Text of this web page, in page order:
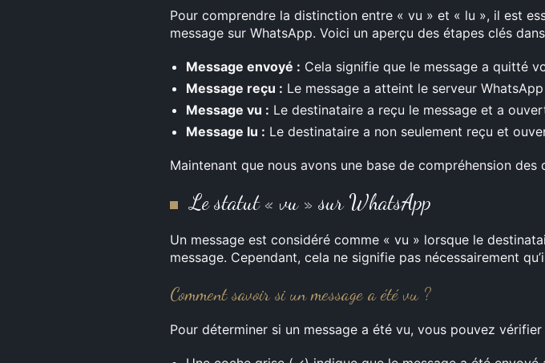
Pour comprendre la distinction entre « vu » et « lu », il est
message sur WhatsApp. Voici un aperçu des étapes clés
Message envoyé : Cela signifie que le message a quitté
Message reçu : Le message a atteint le serveur
Message vu : Le destinataire a reçu le message et a
Message lu : Le destinataire a non seulement reçu et
Maintenant que nous avons une base de compréhension
Le statut « vu » sur WhatsApp
Un message est considéré comme « vu » lorsque le
message. Cependant, cela ne signifie pas nécessairement
Comment savoir si un message a été vu ?
Pour déterminer si un message a été vu, vous pouvez